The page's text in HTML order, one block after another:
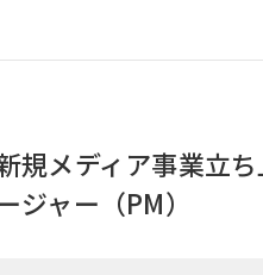
規メディア事業立
ジャー（PM）